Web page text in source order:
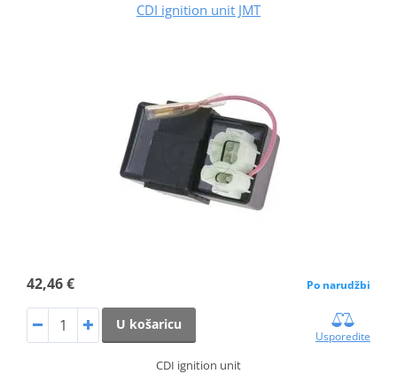
CDI ignition unit JMT
42,46 € Po narudžbi
U košaricu
Usporedite
CDI ignition unit